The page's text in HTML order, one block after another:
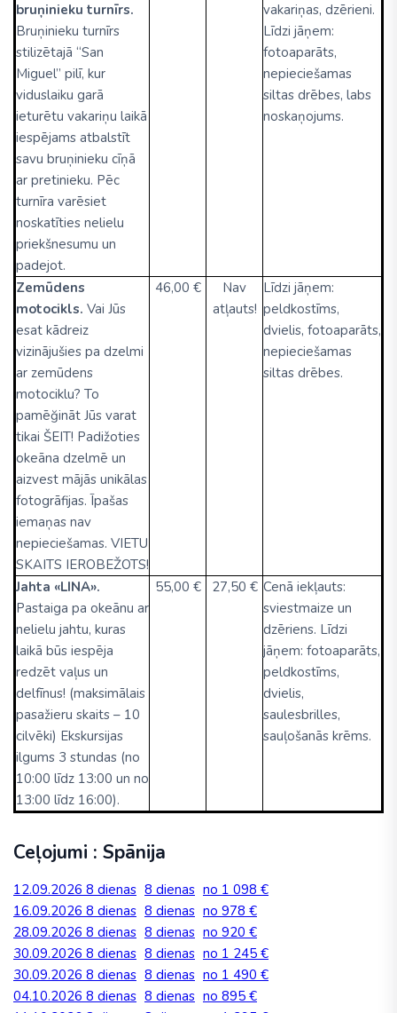
bruņinieku turnīrs.
Bruņinieku turnīrs
stilizētajā “San
Miguel” pilī, kur
viduslaiku garā
ieturētu vakariņu laikā
iespējams atbalstīt
savu bruņinieku cīņā
ar pretinieku. Pēc
turnīra varēsiet
noskatīties nelielu
priekšnesumu un
padejot.
vakariņas, dzērieni.
Līdzi jāņem:
fotoaparāts,
nepieciešamas
siltas drēbes, labs
noskaņojums.
Zemūdens
motocikls. Vai Jūs
esat kādreiz
vizinājušies pa dzelmi
ar zemūdens
motociklu? To
pamēğināt Jūs varat
tikai ŠEIT! Padižoties
okeāna dzelmē un
aizvest mājās unikālas
fotogrāfijas. Īpašas
iemaņas nav
nepieciešamas. VIETU
SKAITS IEROBEŽOTS!
46,00 €
Nav
atļauts!
Līdzi jāņem:
peldkostīms,
dvielis, fotoaparāts,
nepieciešamas
siltas drēbes.
Jahta «LINA».
Pastaiga pa okeānu ar
nelielu jahtu, kuras
laikā būs iespēja
redzēt vaļus un
delfīnus! (maksimālais
pasažieru skaits – 10
cilvēki) Ekskursijas
ilgums 3 stundas (no
10:00 līdz 13:00 un no
13:00 līdz 16:00).
55,00 € 27,50 € Cenā iekļauts:
sviestmaize un
dzēriens. Līdzi
jāņem: fotoaparāts,
peldkostīms,
dvielis,
saulesbrilles,
sauļošanās krēms.
Ceļojumi : Spānija
12.09.2026 8 dienas 8 dienas no 1 098 €
16.09.2026 8 dienas 8 dienas no 978 €
28.09.2026 8 dienas 8 dienas no 920 €
30.09.2026 8 dienas 8 dienas no 1 245 €
30.09.2026 8 dienas 8 dienas no 1 490 €
04.10.2026 8 dienas 8 dienas no 895 €